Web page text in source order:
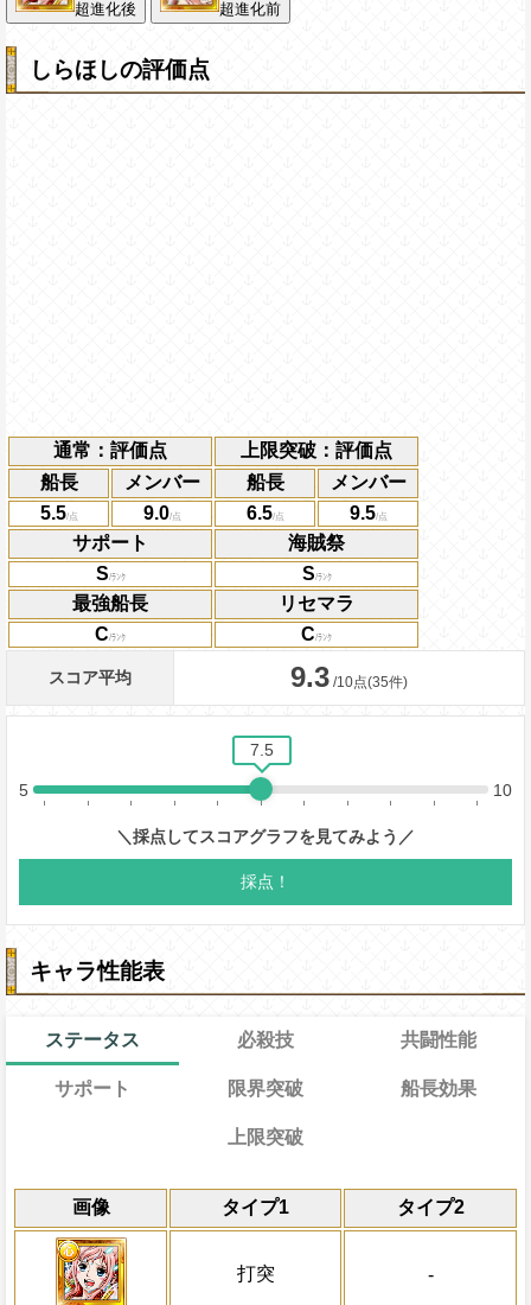
超進化後 超進化前
しらほしの評価点
通常：評価点
上限突破：評価点
船長
メンバー 船長
メンバー
5.5
9.0 6.5
9.5
サポート
海賊祭
S
S
最強船長
リセマラ
C
C
キャラ性能表
ステータス
画像 タイプ1 タイプ2
打突 -
必殺技
通常
⑴13→9ターン
限界突破
共闘性能
共闘性能
船長効果
冒険開始時の必殺タ
にし、他の属性キャ
サポート
効果
最終バトル開始時、サポート対象キャラ
ロットに変換し、体力を2000回復する
限界突破
習得する効果
[肉] を取得した際、体力を追加で
船長効果
通常時
ターン終了時にキャラの回復×5倍の体力
外の攻撃を2.5倍、自分の攻撃は微増、自
ったターンは受けるダメージが15%軽減
上限突破
レベル上限突破
Lv1
最大Lv.105
最大Lv.110